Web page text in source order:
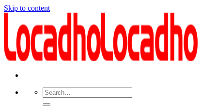
Skip to content